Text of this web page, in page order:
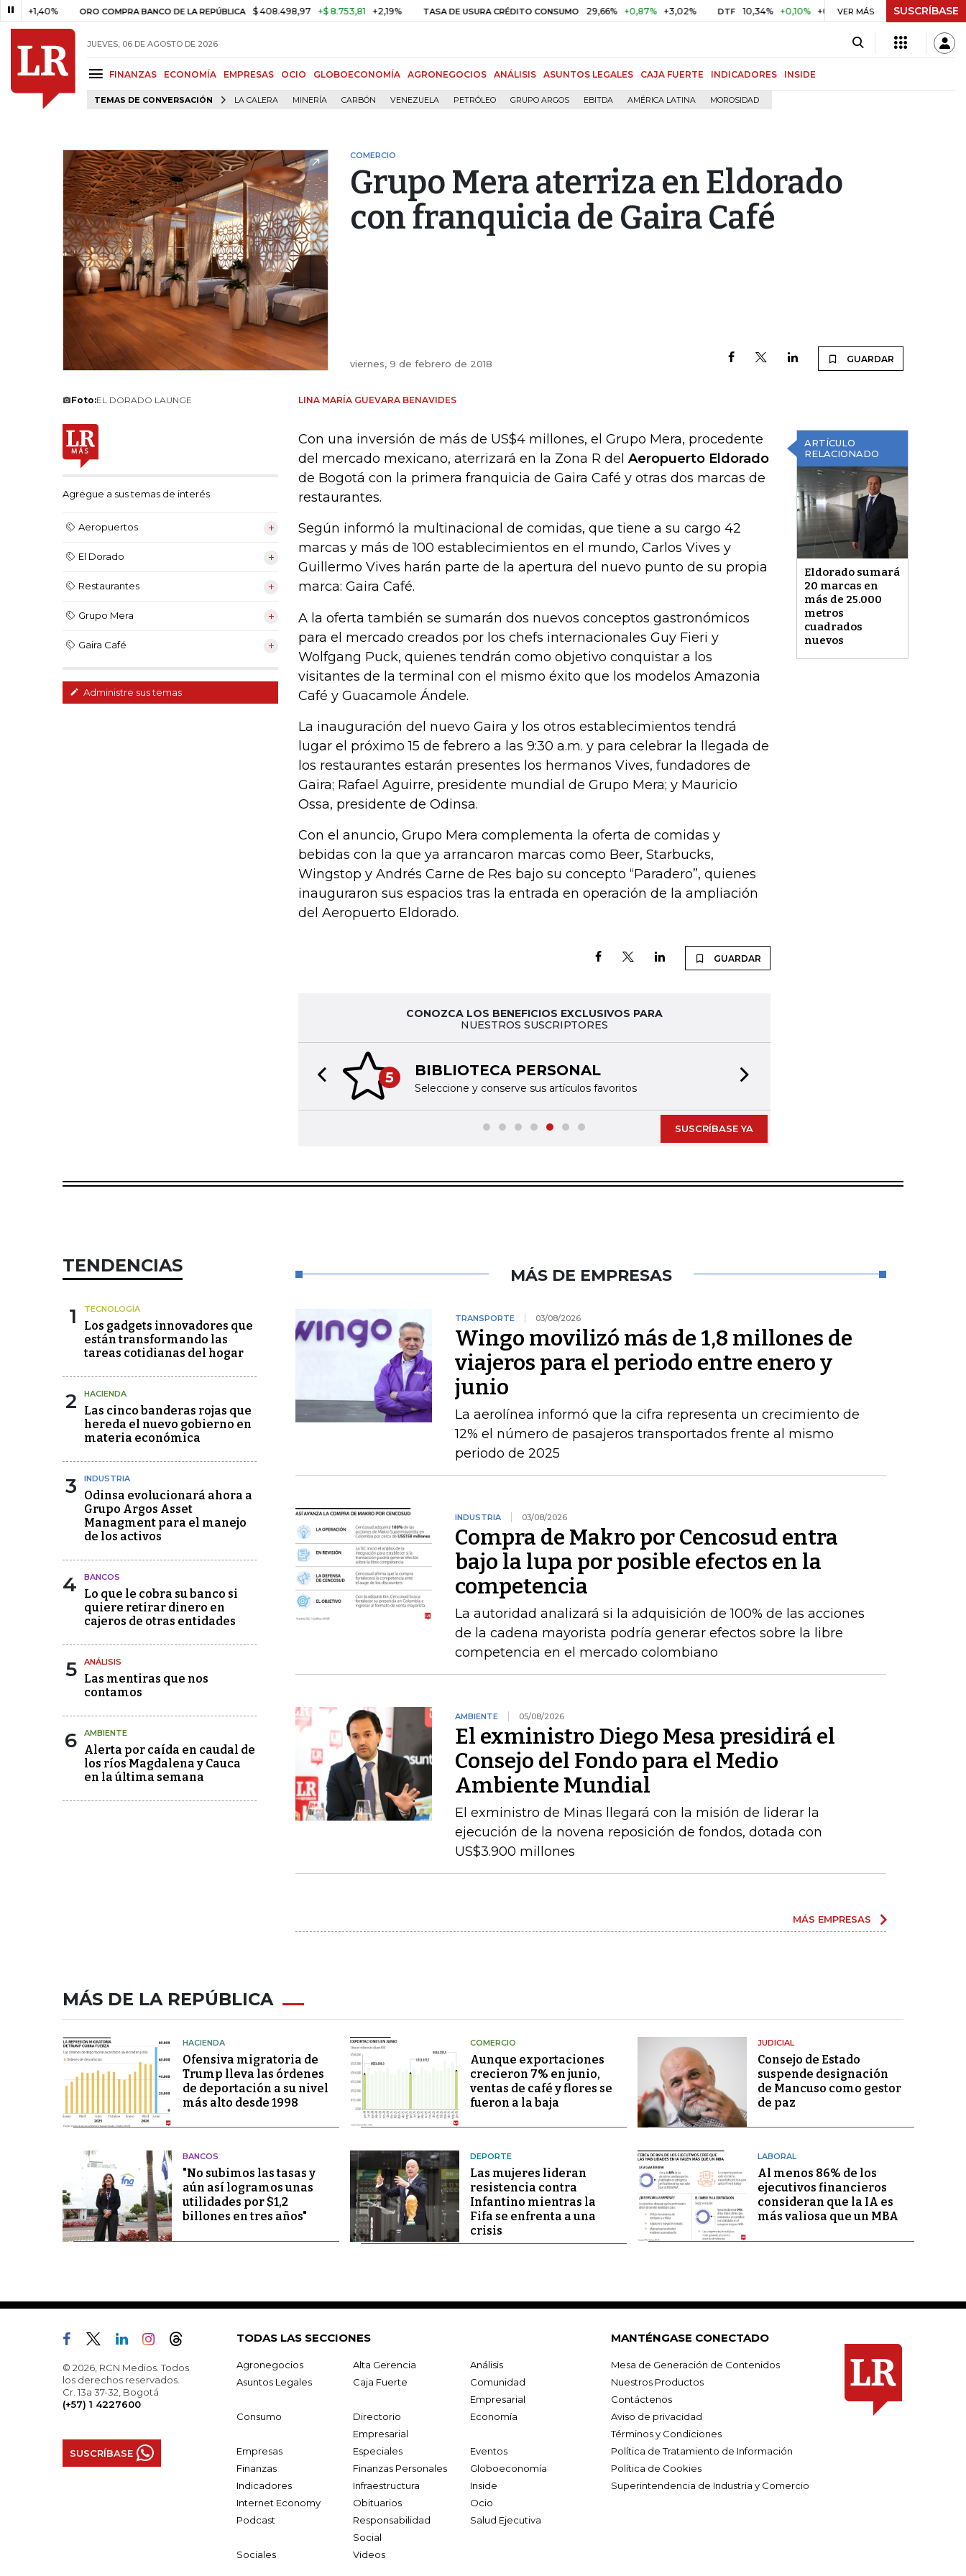
ORO COMPRA BANCO DE LA REPÚBLICA $ 408.498,97 +$ 8.753,81 +2,19% TASA DE USURA CRÉDITO CONSUMO 29,66% +0,87% +3,02% DTF 10,34% +0,10% +0,98% UVR $ 416,91 +$ 0,05
VER MÁS SUSCRÍBASE
JUEVES, 06 DE AGOSTO DE 2026
FINANZAS ECONOMÍA EMPRESAS OCIO GLOBOECONOMÍA AGRONEGOCIOS ANÁLISIS ASUNTOS LEGALES CAJA FUERTE INDICADORES INSIDE
TEMAS DE CONVERSACIÓN LA CALERA MINERÍA CARBÓN VENEZUELA PETRÓLEO GRUPO ARGOS EBITDA AMÉRICA LATINA MOROSIDAD
COMERCIO
Grupo Mera aterriza en Eldorado
con franquicia de Gaira Café
viernes, 9 de febrero de 2018 GUARDAR
Foto:EL DORADO LAUNGE
Agregue a sus temas de interés
Aeropuertos
El Dorado
Restaurantes
Grupo Mera
Gaira Café
Administre sus temas
LINA MARÍA GUEVARA BENAVIDES
ARTÍCULO
RELACIONADO
Eldorado sumará
20 marcas en
más de 25.000
metros
cuadrados
nuevos
Con una inversión de más de US$4 millones, el Grupo Mera, procedente
del mercado mexicano, aterrizará en la Zona R del Aeropuerto Eldorado
de Bogotá con la primera franquicia de Gaira Café y otras dos marcas de
restaurantes.
Según informó la multinacional de comidas, que tiene a su cargo 42
marcas y más de 100 establecimientos en el mundo, Carlos Vives y
Guillermo Vives harán parte de la apertura del nuevo punto de su propia
marca: Gaira Café.
A la oferta también se sumarán dos nuevos conceptos gastronómicos
para el mercado creados por los chefs internacionales Guy Fieri y
Wolfgang Puck, quienes tendrán como objetivo conquistar a los
visitantes de la terminal con el mismo éxito que los modelos Amazonia
Café y Guacamole Ándele.
La inauguración del nuevo Gaira y los otros establecimientos tendrá
lugar el próximo 15 de febrero a las 9:30 a.m. y para celebrar la llegada de
los restaurantes estarán presentes los hermanos Vives, fundadores de
Gaira; Rafael Aguirre, presidente mundial de Grupo Mera; y Mauricio
Ossa, presidente de Odinsa.
Con el anuncio, Grupo Mera complementa la oferta de comidas y
bebidas con la que ya arrancaron marcas como Beer, Starbucks,
Wingstop y Andrés Carne de Res bajo su concepto “Paradero”, quienes
inauguraron sus espacios tras la entrada en operación de la ampliación
del Aeropuerto Eldorado.
GUARDAR
CONOZCA LOS BENEFICIOS EXCLUSIVOS PARA
NUESTROS SUSCRIPTORES
5 BIBLIOTECA PERSONAL
Seleccione y conserve sus artículos favoritos
Previous slide
SUSCRÍBASE YA
TENDENCIAS
1 TECNOLOGÍA
Los gadgets innovadores que
están transformando las
tareas cotidianas del hogar
2 HACIENDA
Las cinco banderas rojas que
hereda el nuevo gobierno en
materia económica
3 INDUSTRIA
Odinsa evolucionará ahora a
Grupo Argos Asset
Managment para el manejo
de los activos
4 BANCOS
Lo que le cobra su banco si
quiere retirar dinero en
cajeros de otras entidades
5 ANÁLISIS
Las mentiras que nos
contamos
6 AMBIENTE
Alerta por caída en caudal de
los ríos Magdalena y Cauca
en la última semana
MÁS DE EMPRESAS
TRANSPORTE 03/08/2026
Wingo movilizó más de 1,8 millones de
viajeros para el periodo entre enero y
junio
La aerolínea informó que la cifra representa un crecimiento de
12% el número de pasajeros transportados frente al mismo
periodo de 2025
INDUSTRIA 03/08/2026
Compra de Makro por Cencosud entra
bajo la lupa por posible efectos en la
competencia
La autoridad analizará si la adquisición de 100% de las acciones
de la cadena mayorista podría generar efectos sobre la libre
competencia en el mercado colombiano
AMBIENTE 05/08/2026
El exministro Diego Mesa presidirá el
Consejo del Fondo para el Medio
Ambiente Mundial
El exministro de Minas llegará con la misión de liderar la
ejecución de la novena reposición de fondos, dotada con
US$3.900 millones
MÁS EMPRESAS
MÁS DE LA REPÚBLICA
HACIENDA
Ofensiva migratoria de
Trump lleva las órdenes
de deportación a su nivel
más alto desde 1998
COMERCIO
Aunque exportaciones
crecieron 7% en junio,
ventas de café y flores se
fueron a la baja
JUDICIAL
Consejo de Estado
suspende designación
de Mancuso como gestor
de paz
BANCOS
"No subimos las tasas y
aún así logramos unas
utilidades por $1,2
billones en tres años"
DEPORTE
Las mujeres lideran
resistencia contra
Infantino mientras la
Fifa se enfrenta a una
crisis
LABORAL
Al menos 86% de los
ejecutivos financieros
consideran que la IA es
más valiosa que un MBA
© 2026, RCN Medios. Todos
los derechos reservados.
Cr. 13a 37-32, Bogotá
(+57) 1 4227600
SUSCRÍBASE
TODAS LAS SECCIONES
Agronegocios Alta Gerencia
Análisis
Asuntos Legales
Caja Fuerte
Comunidad
Empresarial
Consumo
Directorio
Empresarial
Economía
Empresas Especiales
Eventos
Finanzas
Finanzas Personales
Globoeconomía
Indicadores
Infraestructura
Inside
Internet Economy
Obituarios
Ocio
Podcast
Responsabilidad
Social
Salud Ejecutiva
Sociales Videos
MANTÉNGASE CONECTADO
Mesa de Generación de Contenidos
Nuestros Productos
Contáctenos
Aviso de privacidad
Términos y Condiciones
Política de Tratamiento de Información
Política de Cookies
Superintendencia de Industria y Comercio